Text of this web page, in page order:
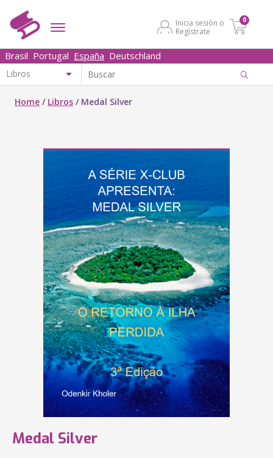
Inicia sesión o
Regístrate
0
Brasil Portugal España Deutschland
Home / Libros / Medal Silver
Medal Silver